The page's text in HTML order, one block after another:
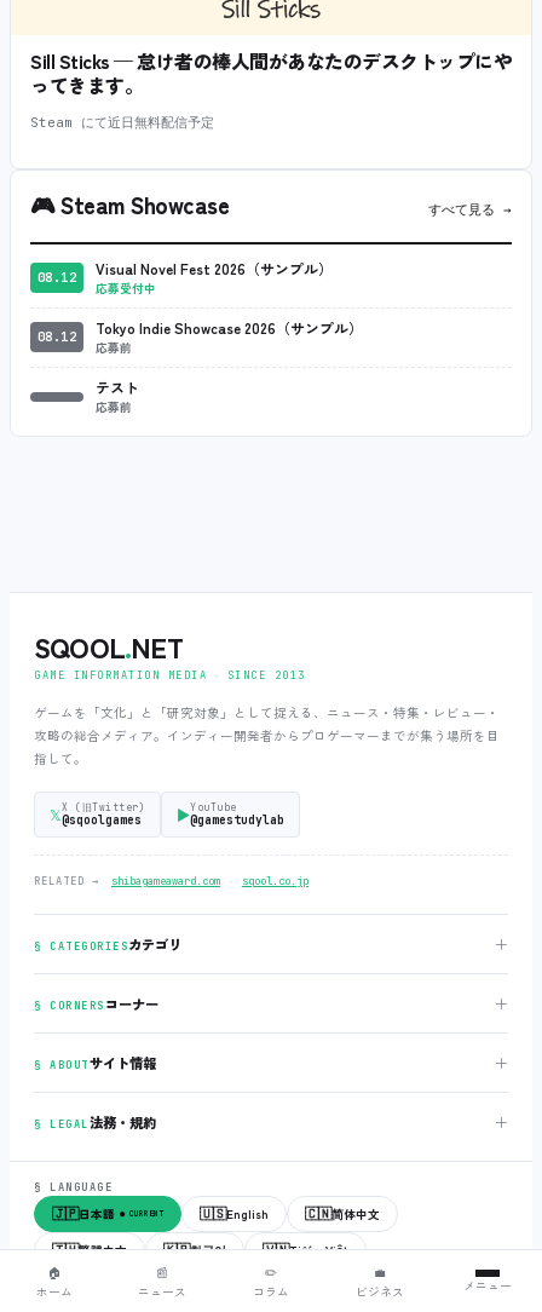
Sill Sticks — 怠け者の棒人間があなたのデスクトップにや
ってきます。
Steam にて近日無料配信予定
🎮Steam Showcase すべて見る →
08.12 Visual Novel Fest 2026（サンプル）
応募受付中
08.12 Tokyo Indie Showcase 2026（サンプル）
応募前
テスト
応募前
SQOOL.NET
GAME INFORMATION MEDIA ‧ SINCE 2013
ゲームを「文化」と「研究対象」として捉える、ニュース・特集・レビュー・
攻略の総合メディア。インディー開発者からプロゲーマーまでが集う場所を目
指して。
𝕏X (旧Twitter)
@sqoolgames ▶YouTube
@gamestudylab
RELATED → shibagameaward.com ‧ sqool.co.jp
§ CATEGORIESカテゴリ ＋
§ CORNERS コーナー ＋
§ ABOUTサイト情報 ＋
§ LEGAL法務・規約 ＋
§ LANGUAGE
🇯🇵日本語 ● CURRENT 🇺🇸English 🇨🇳简体中文
🇹🇼繁體中文 🇰🇷한국어 🇻🇳Tiếng Việt
🏠
ホーム
📰
ニュース
✏️
コラム
💼
ビジネス
メニュー